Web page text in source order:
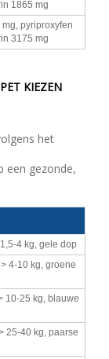
1865 mg
pyriproxyfen
3175 mg
KIEZEN
het
een gezonde,
4 kg, gele dop
4-10 kg, groene
10-25 kg, blauwe
25-40 kg, paarse